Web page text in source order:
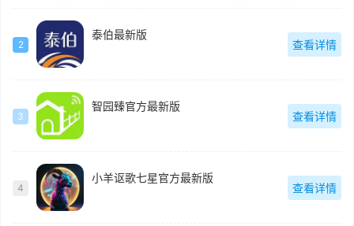
2
泰伯最新版
查看详情
3
智园臻官方最新版
查看详情
4
小羊讴歌七星官方最新版
查看详情